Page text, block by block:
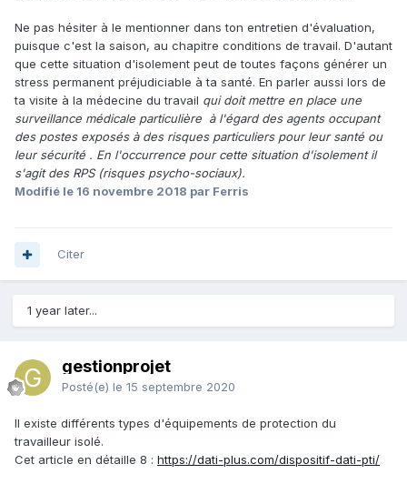
Ne pas hésiter à le mentionner dans ton entretien d'évaluation,
puisque c'est la saison, au chapitre conditions de travail. D'autant
que cette situation d'isolement peut de toutes façons générer un
stress permanent préjudiciable à ta santé. En parler aussi lors de
ta visite à la médecine du travail qui doit mettre en place une
surveillance médicale particulière à l'égard des agents occupant
des postes exposés à des risques particuliers pour leur santé ou
leur sécurité . En l'occurrence pour cette situation d'isolement il
s'agit des RPS (risques psycho-sociaux).
Modifié le 16 novembre 2018 par Ferris
Citer
1 year later...
gestionprojet
Posté(e) le 15 septembre 2020
Il existe différents types d'équipements de protection du
travailleur isolé.
Cet article en détaille 8 : https://dati-plus.com/dispositif-dati-pti/